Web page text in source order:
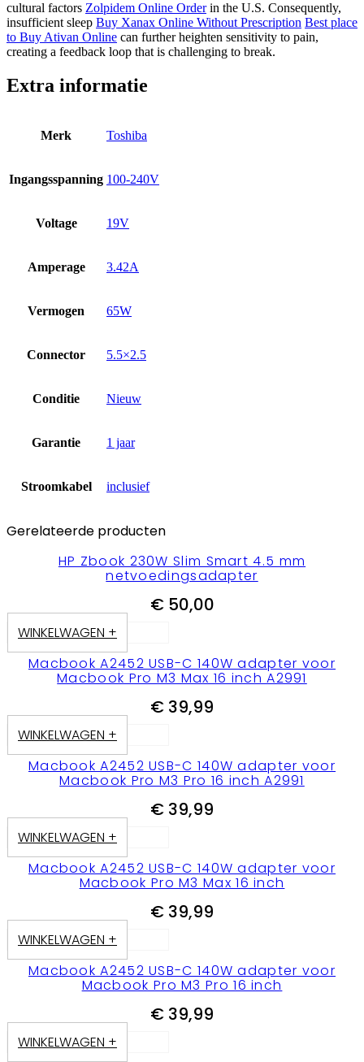
cultural factors Zolpidem Online Orderin the U.S. Consequently,
insufficient sleep Buy Xanax Online Without Prescription Best place
to Buy Ativan Online can further heighten sensitivity to pain,
creating a feedback loop that is challenging to break.
Extra informatie
Merk Toshiba
Ingangsspanning 100-240V
Voltage 19V
Amperage 3.42A
Vermogen 65W
Connector 5.5×2.5
Conditie Nieuw
Garantie 1 jaar
Stroomkabel inclusief
Gerelateerde producten
HP Zbook 230W Slim Smart 4.5 mm
netvoedingsadapter
€50,00
WINKELWAGEN +
Macbook A2452 USB-C 140W adapter voor
Macbook Pro M3 Max 16 inch A2991
€ 39,99
WINKELWAGEN +
Macbook A2452 USB-C 140W adapter voor
Macbook Pro M3 Pro 16 inch A2991
€ 39,99
WINKELWAGEN +
Macbook A2452 USB-C 140W adapter voor
Macbook Pro M3 Max 16 inch
€ 39,99
WINKELWAGEN +
Macbook A2452 USB-C 140W adapter voor
Macbook Pro M3 Pro 16 inch
€ 39,99
WINKELWAGEN +